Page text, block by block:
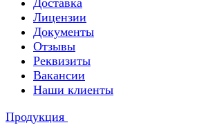
Доставка
Лицензии
Документы
Отзывы
Реквизиты
Вакансии
Наши клиенты
Продукция